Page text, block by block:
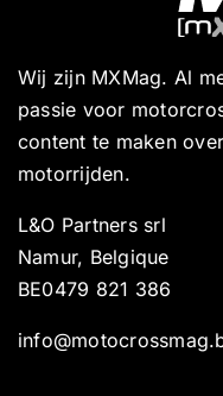
Wij zijn MXMag. Al
passie voor
content te maken
motorrijden.
L&O Partners srl
Namur, Belgique
BE0479 821 386